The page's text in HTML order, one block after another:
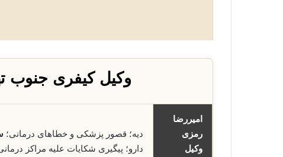
وکیل کیفری جنوب
امیررضا
رمزی
وکیل
دیه؛ قصور پزشکی و خطاهای درمانی؛
دارو؛ پیگیری شکایات علیه مراکز